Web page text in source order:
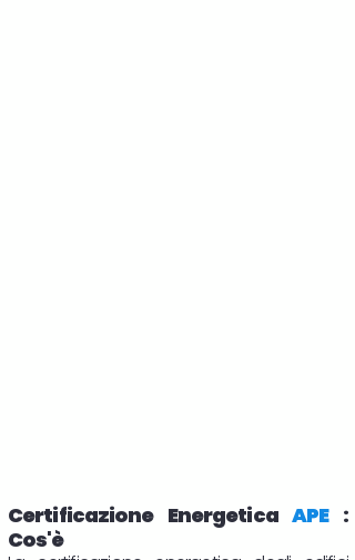
Certificazione EnergeticaAPE:
Cos'è